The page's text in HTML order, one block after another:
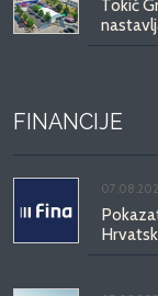
Tokić
FINANCIJE